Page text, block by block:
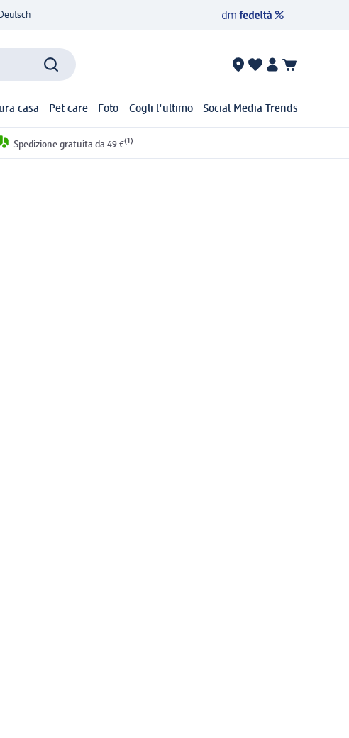
casa Pet care Foto Cogli l'ultimo Social Media Trends
Spedizione gratuita da 49 €(1)